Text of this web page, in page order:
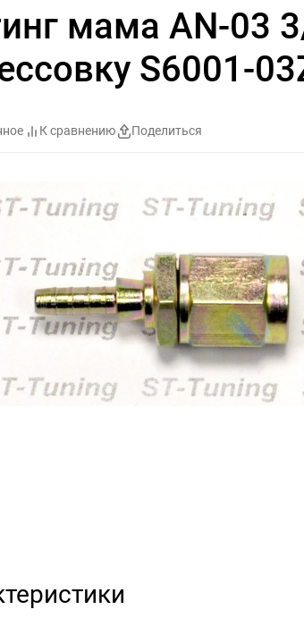
мама AN-03
S6001-
К сравнению Поделиться